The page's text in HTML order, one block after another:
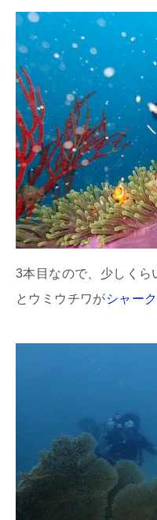
3本目なので、少しくら
とウミウチワがシャー